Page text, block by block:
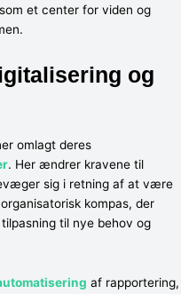
et center for viden og
og
omlagt deres
. Her ændrer kravene til
sig i retning af at være
kompas, der
til nye behov og
af rapportering,